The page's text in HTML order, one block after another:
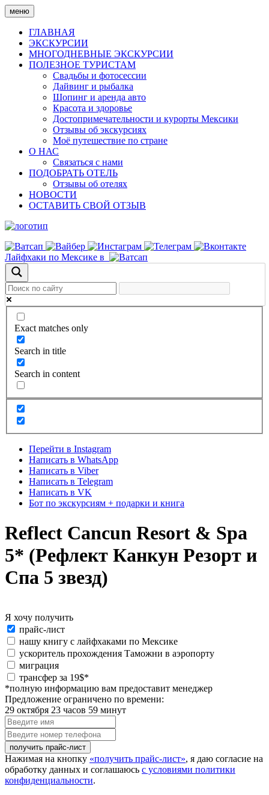
Skip
to
content
меню
ГЛАВНАЯ
ЭКСКУРСИИ
МНОГОДНЕВНЫЕ ЭКСКУРСИИ
ПОЛЕЗНОЕ ТУРИСТАМ
Свадьбы и фотосессии
Дайвинг и рыбалка
Шопинг и аренда авто
Красота и здоровье
Достопримечательности и курорты Мексики
Отзывы об экскурсиях
Моё путешествие по стране
О НАС
Связаться с нами
ПОДОБРАТЬ ОТЕЛЬ
Отзывы об отелях
НОВОСТИ
ОСТАВИТЬ СВОЙ ОТЗЫВ
Лайфхаки по Мексике в
Exact matches only
Search in title
Search in content
Перейти в Instagram
Написать в WhatsApp
Написать в Viber
Написать в Telegram
Написать в VK
Бот по экскурсиям + подарки и книга
Reflect Cancun Resort & Spa
5* (Рефлект Канкун Резорт и
Спа 5 звезд)
Я хочу получить
Я
хочу
получить:
прайс-лист
нашу книгу с лайфхаками по Мексике
ускоритель прохождения Таможни в аэропорту
миграция
special_offer2
трансфер за 19$*
*полную информацию вам предоставит менеджер
Предложение ограничено по времени:
29 октября 23 часов 59 минут
Введите
имя
Введите
номер
телефона
Нажимая на кнопку «получить прайс-лист», я даю согласие на
обработку данных и соглашаюсь с условиями политики
конфиденциальности.